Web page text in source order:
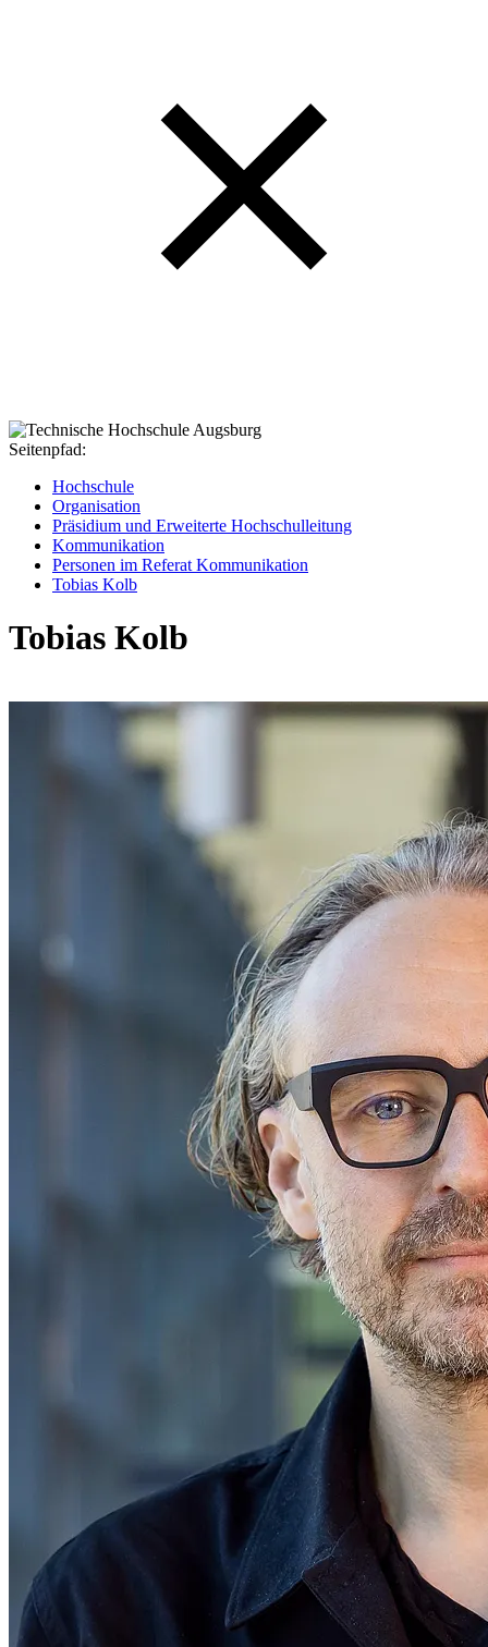
Seitenpfad:
Hochschule
Organisation
Präsidium und Erweiterte Hochschulleitung
Kommunikation
Personen im Referat Kommunikation
Tobias Kolb
Tobias Kolb